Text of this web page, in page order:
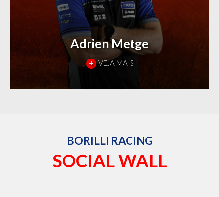
Adrien Metge
+ VEJA MAIS
BORILLI RACING
SOCIAL WALL